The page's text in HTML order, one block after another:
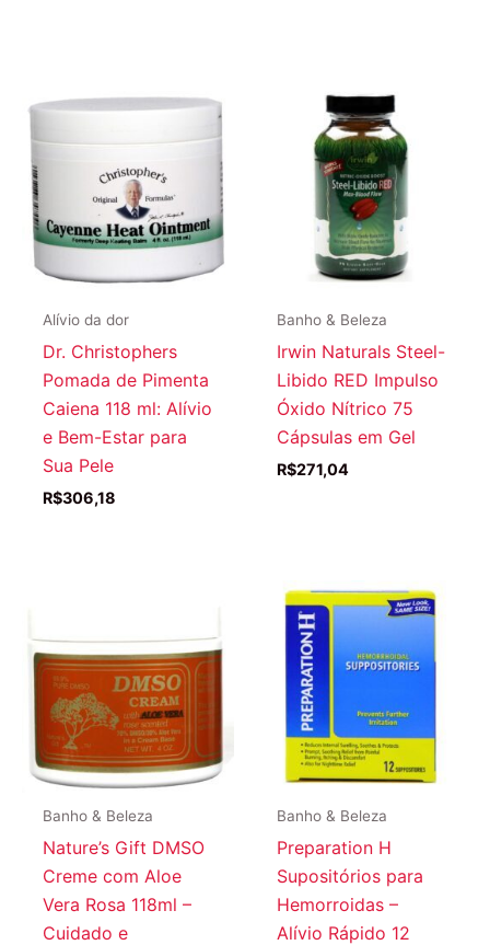
Alívio da dor
Dr. Christophers
Pomada de Pimenta
Caiena 118 ml: Alívio
e Bem-Estar para
Sua Pele
R$306,18
Banho & Beleza
Irwin Naturals Steel-
Libido RED Impulso
Óxido Nítrico 75
Cápsulas em Gel
R$271,04
Banho & Beleza
Nature’s Gift DMSO
Creme com Aloe
Vera Rosa 118ml –
Cuidado e
Banho & Beleza
Preparation H
Supositórios para
Hemorroidas –
Alívio Rápido 12